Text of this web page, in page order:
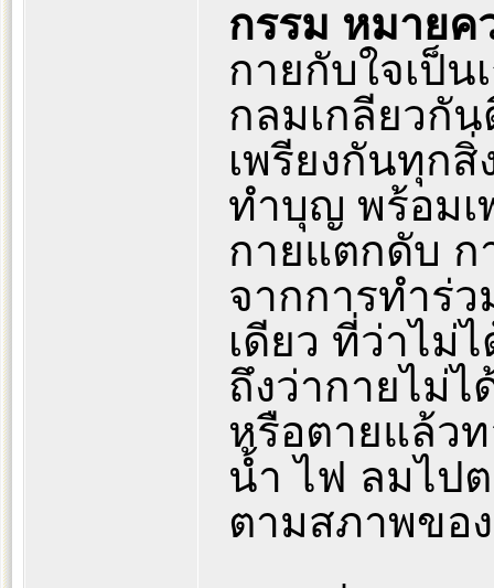
กรรม หมายค
กายกับใจเป็
กลมเกลียวกั
เพรียงกันทุก
ทำบุญ พร้อมเ
กายแตกดับ ก
จากการทำร่
เดียว ที่ว่าไม่
ถึงว่ากายไม่ไ
หรือตายแล้ว
น้ำ ไฟ ลมไป
ตามสภาพขอ